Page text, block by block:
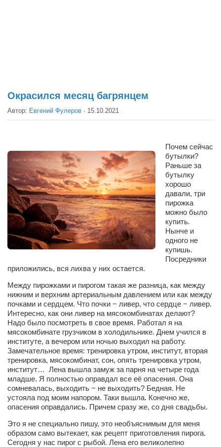
Выборы
Опросы
Экология
Здоровье
Здоровый образ жизни
Сам себе доктор
Активный отдых
Арт-менеджеры
Лариса Ильченко
Орест Коваль
Тамара Кубракова
Елена Мельник
Вера Паненко
Семён Салатенко
Сергей Шепилов
Актёры
Валентин Бурый
Окрасился месяц багрянцем
Автор: Евгений Фулеров · 15.10.2021
Почем сейчас
бутылки?
Раньше за
бутылку
хорошо
давали, три
пирожка
можно было
купить.
Нынче и
одного не
купишь.
Посредники
приложились, вся лихва у них остается.
Между пирожками и пирогом такая же разница, как между
нижним и верхним артериальным давлением или как между
почками и сердцем. Что почки − ливер, что сердце − ливер.
Интересно, как они ливер на мясокомбинатах делают?
Надо было посмотреть в свое время. Работал я на
мясокомбинате грузчиком в холодильнике. Днем учился в
институте, а вечером или ночью выходил на работу.
Замечательное время: тренировка утром, институт, вторая
тренировка, мясокомбинат, сон, опять тренировка утром,
институт… Лена вышла замуж за парня на четыре года
младше. Я полностью оправдал все её опасения. Она
сомневалась, выходить − не выходить? Бедная. Не
устояла под моим напором. Таки вышла. Конечно же,
опасения оправдались. Причем сразу же, со дня свадьбы.
Это я не специально пишу, это необъяснимым для меня
образом само вытекает, как рецепт приготовления пирога.
Сегодня у нас пирог с рыбой. Лена его великолепно